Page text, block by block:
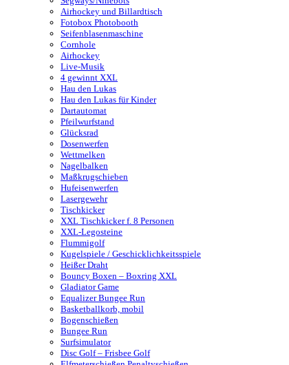
Airhockey und Billardtisch
Fotobox Photobooth
Seifenblasenmaschine
Cornhole
Airhockey
Live-Musik
4 gewinnt XXL
Hau den Lukas
Hau den Lukas für Kinder
Dartautomat
Pfeilwurfstand
Glücksrad
Dosenwerfen
Wettmelken
Nagelbalken
Maßkrugschieben
Hufeisenwerfen
Lasergewehr
Tischkicker
XXL Tischkicker f. 8 Personen
XXL-Legosteine
Flummigolf
Kugelspiele / Geschicklichkeitsspiele
Heißer Draht
Bouncy Boxen – Boxring XXL
Gladiator Game
Equalizer Bungee Run
Basketballkorb, mobil
Bogenschießen
Bungee Run
Surfsimulator
Disc Golf – Frisbee Golf